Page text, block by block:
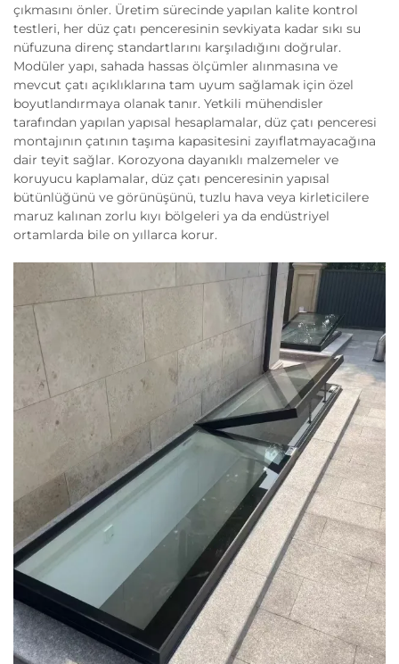
çıkmasını önler. Üretim sürecinde yapılan kalite kontrol
testleri, her düz çatı penceresinin sevkiyata kadar sıkı su
nüfuzuna direnç standartlarını karşıladığını doğrular.
Modüler yapı, sahada hassas ölçümler alınmasına ve
mevcut çatı açıklıklarına tam uyum sağlamak için özel
boyutlandırmaya olanak tanır. Yetkili mühendisler
tarafından yapılan yapısal hesaplamalar, düz çatı penceresi
montajının çatının taşıma kapasitesini zayıflatmayacağına
dair teyit sağlar. Korozyona dayanıklı malzemeler ve
koruyucu kaplamalar, düz çatı penceresinin yapısal
bütünlüğünü ve görünüşünü, tuzlu hava veya kirleticilere
maruz kalınan zorlu kıyı bölgeleri ya da endüstriyel
ortamlarda bile on yıllarca korur.